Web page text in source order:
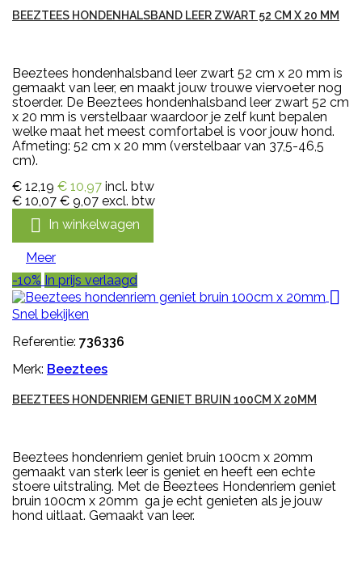
BEEZTEES HONDENHALSBAND LEER ZWART 52 CM X 20 MM
Beeztees hondenhalsband leer zwart 52 cm x 20 mm is
gemaakt van leer, en maakt jouw trouwe viervoeter nog
stoerder. De Beeztees hondenhalsband leer zwart 52 cm
x 20 mm is verstelbaar waardoor je zelf kunt bepalen
welke maat het meest comfortabel is voor jouw hond.
Afmeting: 52 cm x 20 mm (verstelbaar van 37,5-46,5
cm).
€ 12,19 € 10,97 incl. btw
€ 10,07 € 9,07 excl. btw
 In winkelwagen
Meer
-10% In prijs verlaagd

Snel bekijken
Referentie: 736336
Merk: Beeztees
BEEZTEES HONDENRIEM GENIET BRUIN 100CM X 20MM
Beeztees hondenriem geniet bruin 100cm x 20mm
gemaakt van sterk leer is geniet en heeft een echte
stoere uitstraling. Met de Beeztees Hondenriem geniet
bruin 100cm x 20mm ga je echt genieten als je jouw
hond uitlaat. Gemaakt van leer.